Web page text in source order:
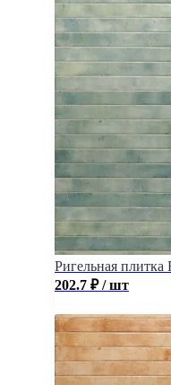
Ригельная
202.7 ₽ / шт